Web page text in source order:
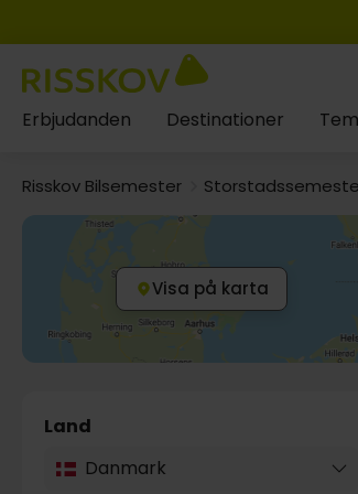
Erbjudanden Destinationer
Risskov Bilsemester
Visa på karta
Land
Danmark